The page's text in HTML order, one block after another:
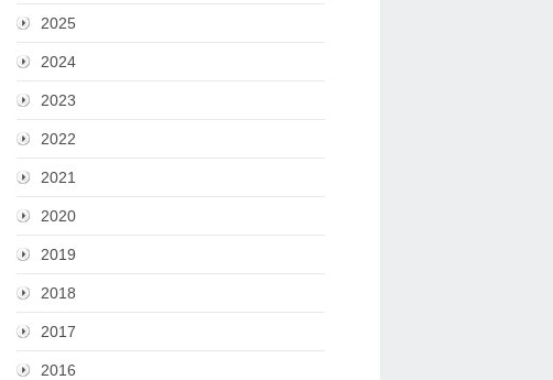
2025
2024
2023
2022
2021
2020
2019
2018
2017
2016